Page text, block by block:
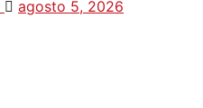
agosto 5, 2026